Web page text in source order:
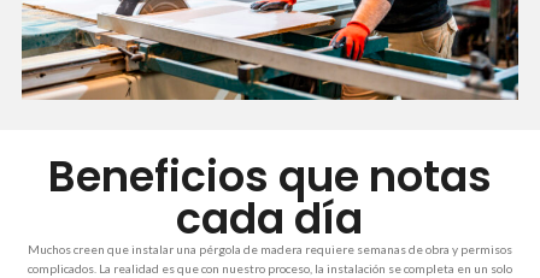
Beneficios que notas
cada día
Muchos creen que instalar una pérgola de madera requiere semanas de obra y permisos
complicados. La realidad es que con nuestro proceso, la instalación se completa en un solo